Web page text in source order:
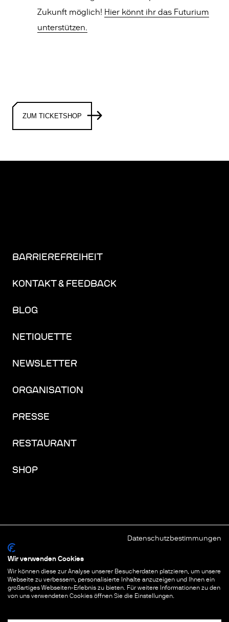
Datenschutzbestimmungen
Wir verwenden Cookies
Wir können diese zur Analyse unserer Besucherdaten platzieren, um unsere
Webseite zu verbessern, personalisierte Inhalte anzuzeigen und Ihnen ein
großartiges Webseiten-Erlebnis zu bieten. Für weitere Informationen zu den
von uns verwendeten Cookies öffnen Sie die Einstellungen.
Zukunft möglich! Hier könnt ihr das Futurium
unterstützen.
ZUM TICKETSHOP
BARRIEREFREIHEIT
KONTAKT & FEEDBACK
BLOG
NETIQUETTE
NEWSLETTER
ORGANISATION
PRESSE
RESTAURANT
SHOP
LINKEDINTHREADS
IMPRESSUM
DATENSCHUTZ